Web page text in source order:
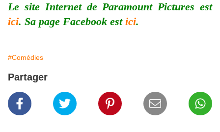
Le site Internet de Paramount Pictures est
ici. Sa page Facebook est ici.
#Comédies
Partager